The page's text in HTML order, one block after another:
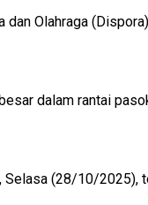
dan Olahraga
dalam rantai
Selasa (28/10/2025),